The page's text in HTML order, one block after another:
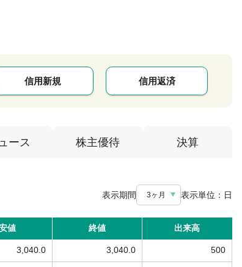
信用新規 信用返済
ース 株主優待 決算
表示期間 3ヶ月 表示単位： 日
値 終値 出来高
3,040.0 3,040.0 500